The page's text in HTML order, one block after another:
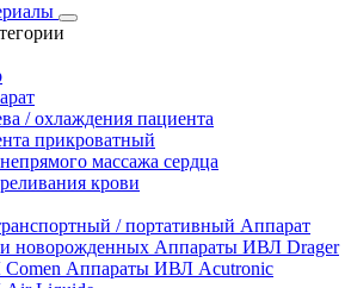
/ охлаждения пациента
прикроватный
массажа сердца
крови
/ портативный Аппарат
новорожденных Аппараты ИВЛ Drager
Аппараты ИВЛ Acutronic